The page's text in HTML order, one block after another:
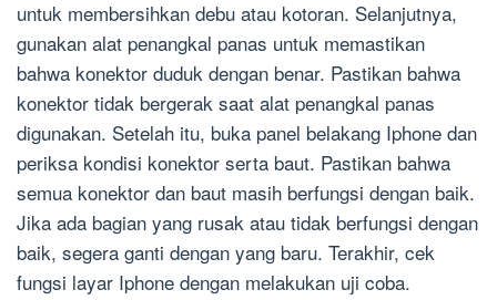
untuk membersihkan debu atau kotoran. Selanjutnya,
gunakan alat penangkal panas untuk memastikan
bahwa konektor duduk dengan benar. Pastikan bahwa
konektor tidak bergerak saat alat penangkal panas
digunakan. Setelah itu, buka panel belakang Iphone dan
periksa kondisi konektor serta baut. Pastikan bahwa
semua konektor dan baut masih berfungsi dengan baik.
Jika ada bagian yang rusak atau tidak berfungsi dengan
baik, segera ganti dengan yang baru. Terakhir, cek
fungsi layar Iphone dengan melakukan uji coba.